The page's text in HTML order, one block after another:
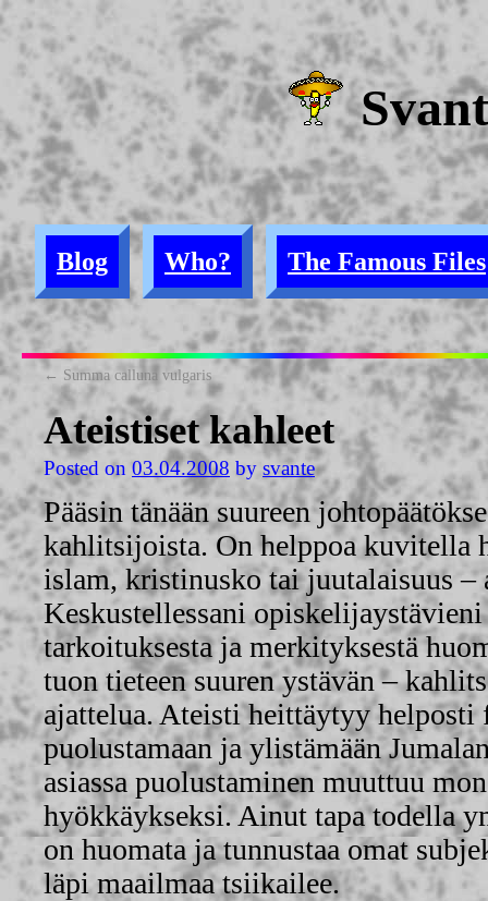
Blog Who? The Famous Files
← Summa calluna vulgaris
Ateistiset kahleet
Posted on 03.04.2008 by svante
Pääsin tänään suureen
kahlitsijoista. On helppoa kuvitella
islam, kristinusko tai juutalaisuus –
Keskustellessani opiskelijaystävieni
tarkoituksesta ja merkityksestä
tuon tieteen suuren ystävän –
ajattelua. Ateisti heittäytyy
puolustamaan ja ylistämään
asiassa puolustaminen muuttuu
hyökkäykseksi. Ainut tapa todella
on huomata ja tunnustaa omat
läpi maailmaa tsiikailee.